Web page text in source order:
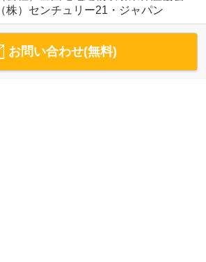
（株）センチュリー21・ジャパン
お問い合わせ(無料)